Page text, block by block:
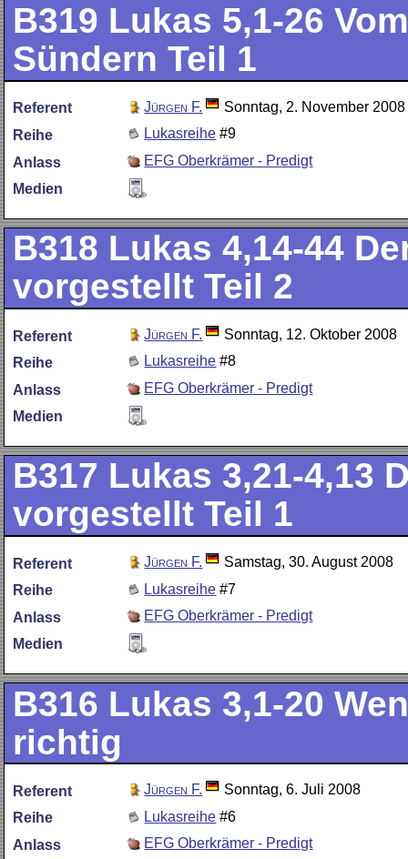
B319 Lukas 5,1-26
Sündern Teil 1
Referent Jürgen F.
Sonntag, 2. November 2008
Reihe
Lukasreihe #9
Anlass
EFG Oberkrämer - Predigt
Medien
B318 Lukas 4,14-44
vorgestellt Teil 2
Referent Jürgen F.
Sonntag, 12. Oktober 2008
Reihe
Lukasreihe #8
Anlass
EFG Oberkrämer - Predigt
Medien
B317 Lukas 3,21-4,13
vorgestellt Teil 1
Referent Jürgen F.
Samstag, 30. August 2008
Reihe
Lukasreihe #7
Anlass
EFG Oberkrämer - Predigt
Medien
B316 Lukas 3,1-20
richtig
Referent Jürgen F.
Sonntag, 6. Juli 2008
Reihe
Lukasreihe #6
Anlass
EFG Oberkrämer - Predigt